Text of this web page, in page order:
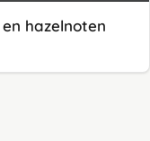
hazelnoten